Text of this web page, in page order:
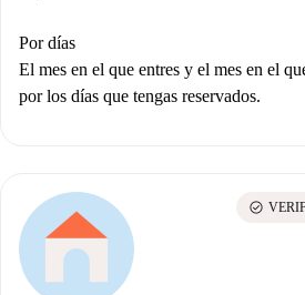
Por días
El mes en el que entres y el mes en el
por los días que tengas reservados.
check_circle